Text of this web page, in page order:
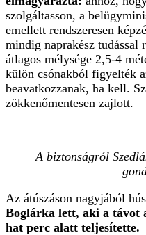
szolgáltasson, a
emellett rendszeresen
mindig naprakész tudással
átlagos mélysége 2,5-4
külön csónakból figyelték
beavatkozzanak, ha kell.
zökkenőmentesen zajlott.
A biztonságról
Az átúszáson nagyjából
Boglárka lett, aki a távot
hat perc alatt teljesítette.